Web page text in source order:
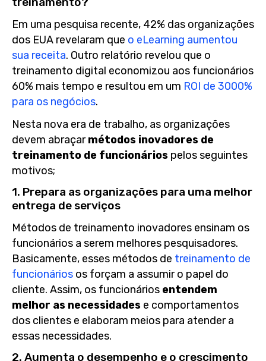
Em uma pesquisa recente, 42% das organizações
dos EUA revelaram que o eLearning aumentou
sua receita. Outro relatório revelou que o
treinamento digital economizou aos funcionários
60% mais tempo e resultou em um ROI de 3000%
para os negócios.
Nesta nova era de trabalho, as organizações
devem abraçarmétodos inovadores de
treinamento de funcionários pelos seguintes
motivos;
1. Prepara as organizações para uma melhor
entrega de serviços
Métodos de treinamento inovadores ensinam os
funcionários a serem melhores pesquisadores.
Basicamente, esses métodos de treinamento de
funcionários os forçam a assumir o papel do
cliente. Assim, os funcionários entendem
melhor as necessidades e comportamentos
dos clientes e elaboram meios para atender a
essas necessidades.
2. Aumenta o desempenho e o crescimento